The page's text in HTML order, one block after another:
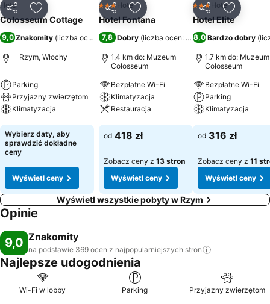
UdostępnijDodaj do ulubionych
Hotel
Colosseum Cottage
9,0 Znakomity (liczba ocen: 369 )
Rzym, Włochy
Parking
Przyjazny zwierzętom
Klimatyzacja
Wyświetl ceny
Wybierz daty, aby
sprawdzić dokładne
ceny
Wyświetl ceny
UdostępnijDodaj do ulubionych
3 Kategoria
Hotel
Hotel Fontana
7,8 Dobry (liczba ocen: 3549)
1.4 km do: Muzeum
Colosseum
Bezpłatne Wi-Fi
Klimatyzacja
Restauracja
Wyświetl ceny
od 418 zł
Zobacz ceny z 13 stron
Wyświetl ceny
UdostępnijDodaj
3 Kategoria
Hotel
Hotel Elite
8,0Bardzo dobry (
1.7 km do: Muzeum
Colosseum
Bezpłatne Wi-Fi
Parking
Klimatyzacja
Wyświetl ceny
od 316 zł
Zobacz ceny z 11
Wyświetl ceny
Wyświetl wszystkie pobyty w Rzym
Opinie
9,0 Znakomity
na podstawie 369 ocen z najpopularniejszych stron
Najlepsze udogodnienia
Wi-Fi w lobby Parking Przyjazny zwierzętom